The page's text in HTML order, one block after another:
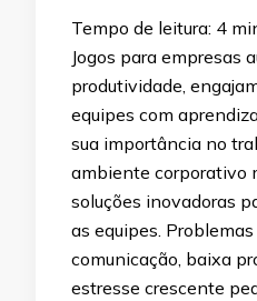
Tempo de leitura: 4
Jogos para empresas
produtividade,
equipes com
sua importância no
ambiente corporativo
soluções inovadoras
as equipes.
comunicação, baixa
estresse crescente